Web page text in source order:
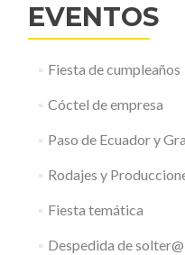
EVENTOS
Fiesta de cumpleaños
Cóctel de empresa
Paso de Ecuador y
Rodajes y
Fiesta temática
Despedida de solter@